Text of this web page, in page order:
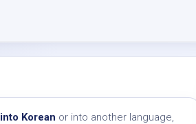
into Korean or into another language,